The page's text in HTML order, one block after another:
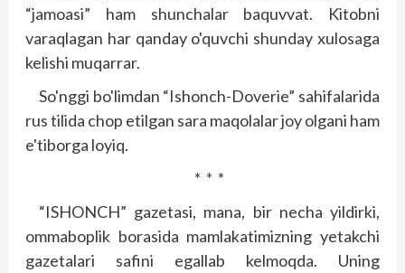
“jamoasi” ham shunchalar baquvvat. Kitobni
varaqlagan har qanday o'quvchi shunday xulosaga
kelishi muqarrar.
So'nggi bo'limdan “Ishonch-Doverie” sahifalarida
rus tilida chop etilgan sara maqolalar joy olgani ham
e'tiborga loyiq.
* * *
“ISHONCH” gazetasi, mana, bir necha yildirki,
ommaboplik borasida mamlakatimizning yetakchi
gazetalari safini egallab kelmoqda. Uning